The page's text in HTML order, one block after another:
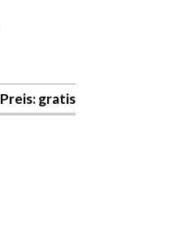
Preis: gratis